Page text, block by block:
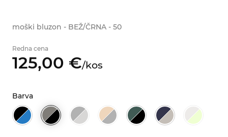
moški bluzon - BEŽ/ČRNA - 50
Redna cena
125,00 €/kos
Barva